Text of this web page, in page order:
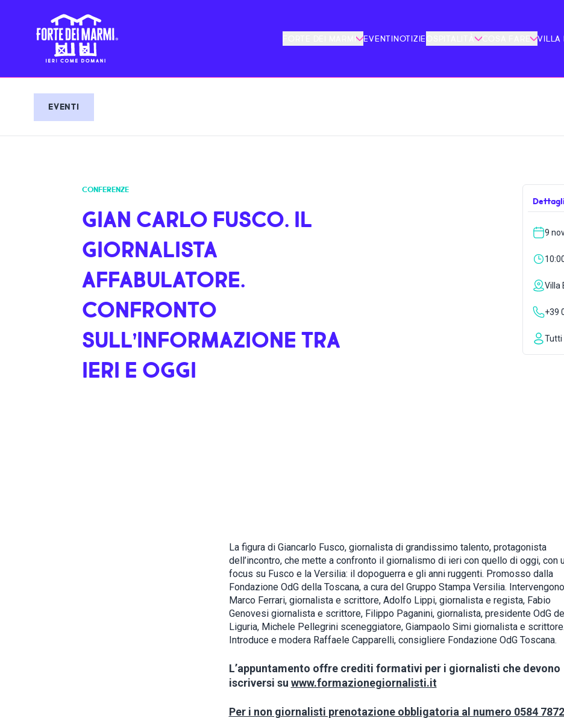
FORTE DEI MARMI EVENTI NOTIZIE COSA FARE VILLA
EVENTI
CONFERENZE
GIAN CARLO FUSCO. IL
GIORNALISTA
AFFABULATORE.
CONFRONTO
SULL’INFORMAZIONE TRA
IERI E OGGI
9
Villa
+39
Tutti
La figura di Giancarlo Fusco, giornalista di grandissimo talento, protagonista
dell’incontro, che mette a confronto il giornalismo di ieri con quello di oggi, con
focus su Fusco e la Versilia: il dopoguerra e gli anni ruggenti. Promosso dalla
Fondazione OdG della Toscana, a cura del Gruppo Stampa Versilia.
Marco Ferrari, giornalista e scrittore, Adolfo Lippi, giornalista e regista, Fabio
Genovesi giornalista e scrittore, Filippo Paganini, giornalista, presidente OdG
Liguria, Michele Pellegrini sceneggiatore, Giampaolo Simi giornalista e scrittore.
Introduce e modera Raffaele Capparelli, consigliere Fondazione OdG Toscana.
L’appuntamento offre crediti formativi per i giornalisti che devono
iscriversi su www.formazionegiornalisti.it
Per i non giornalisti prenotazione obbligatoria al numero 0584